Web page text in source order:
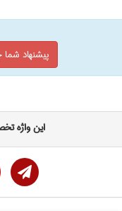
پیشنهاد
این واژه